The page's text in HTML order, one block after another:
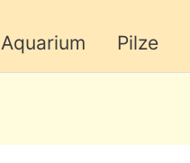
Aquarium Pilze